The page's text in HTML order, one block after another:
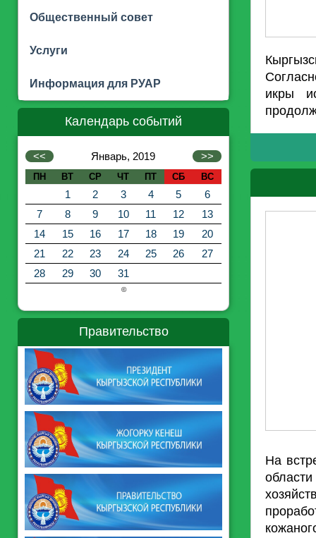
Общественный совет
Услуги
Информация для РУАР
Календарь событий
<< Январь, 2019 >>
ПН ВТ СР ЧТ ПТ СБ ВС
1 2 3 4 5
6
7
8 9 10 11 12
13
14
15 16 17 18 19
20
21
22 23 24 25 26
27
28
29 30 31
©
Правительство
икры
На